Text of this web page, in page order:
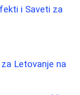
i Saveti za
Letovanje na